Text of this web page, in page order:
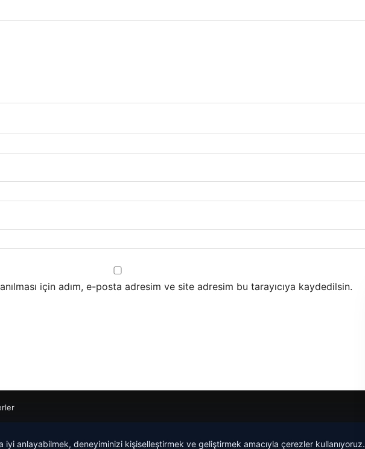
için adım, e-posta adresim ve site adresim bu tarayıcıya kaydedilsin.
iyi anlayabilmek, deneyiminizi kişiselleştirmek ve geliştirmek amacıyla çerezler kullanıyoruz.